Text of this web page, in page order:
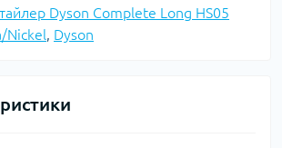
Dyson Complete Long HS05
Nickel, Dyson